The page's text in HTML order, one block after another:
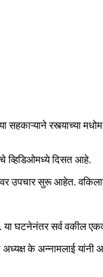
रस्त्याच्या
व्हिडिओमध्ये दिसत आहे.
उपचार सुरू आहेत.
या घटनेनंतर सर्व
के अन्नामलाई